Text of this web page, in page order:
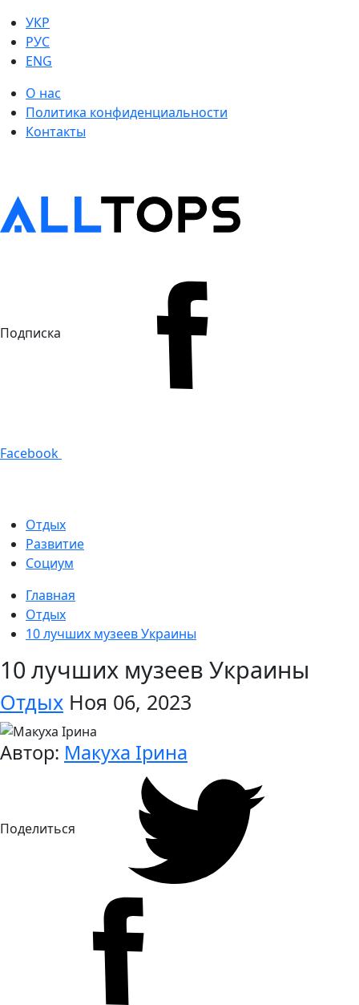
УКР
РУС
ENG
О нас
Политика конфиденциальности
Контакты
Подписка
Facebook
Отдых
Развитие
Социум
Главная
Отдых
10 лучших музеев Украины
10 лучших музеев Украины
Отдых Ноя 06, 2023
Автор: Макуха Ірина
Поделиться